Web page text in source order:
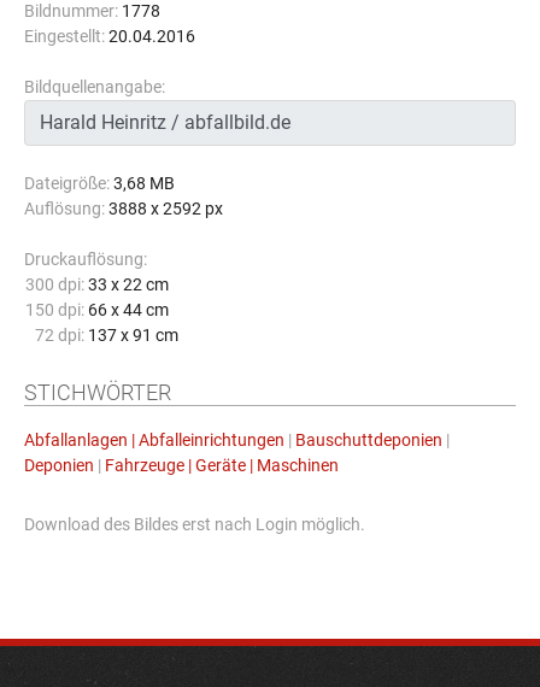
Bildnummer: 1778
Eingestellt:20.04.2016
Bildquellenangabe:
Dateigröße:3,68 MB
Auflösung:3888 x 2592 px
Druckauflösung:
300 dpi: 33 x 22 cm
150 dpi: 66 x 44 cm
72 dpi: 137 x 91 cm
STICHWÖRTER
Abfallanlagen | Abfalleinrichtungen | Bauschuttdeponien |
Deponien | Fahrzeuge | Geräte | Maschinen
Download des Bildes erst nach Login möglich.